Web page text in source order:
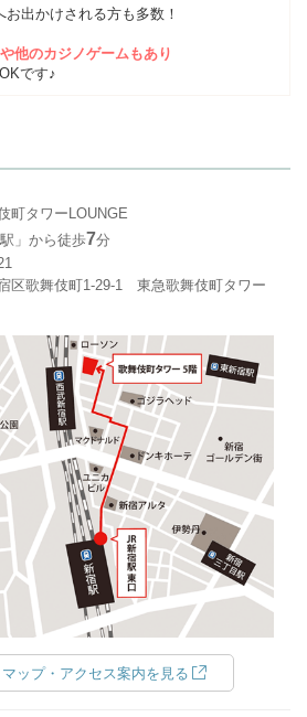
出かけされる方も多数！
他のカジノゲームもあり
です♪
町タワーLOUNGE
」から徒歩7分
区歌舞伎町1-29-1 東急歌舞伎町タワー
マップ・アクセス案内を見る